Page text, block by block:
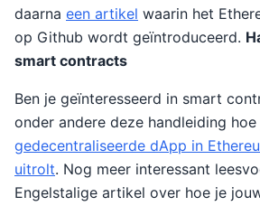
daarna een artikel waarin het
op Github wordt geïntroduceerd.
smart contracts
Ben je geïnteresseerd in smart
onder andere deze handleiding hoe
gedecentraliseerde dApp in
uitrolt. Nog meer interessant
Engelstalige artikel over hoe je